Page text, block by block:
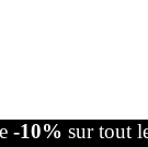
-10% sur tout